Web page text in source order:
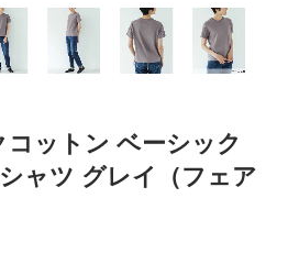
ットン ベーシック
ャツ グレイ（フェア